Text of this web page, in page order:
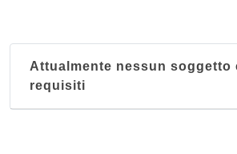
Attualmente nessun soggetto
requisiti